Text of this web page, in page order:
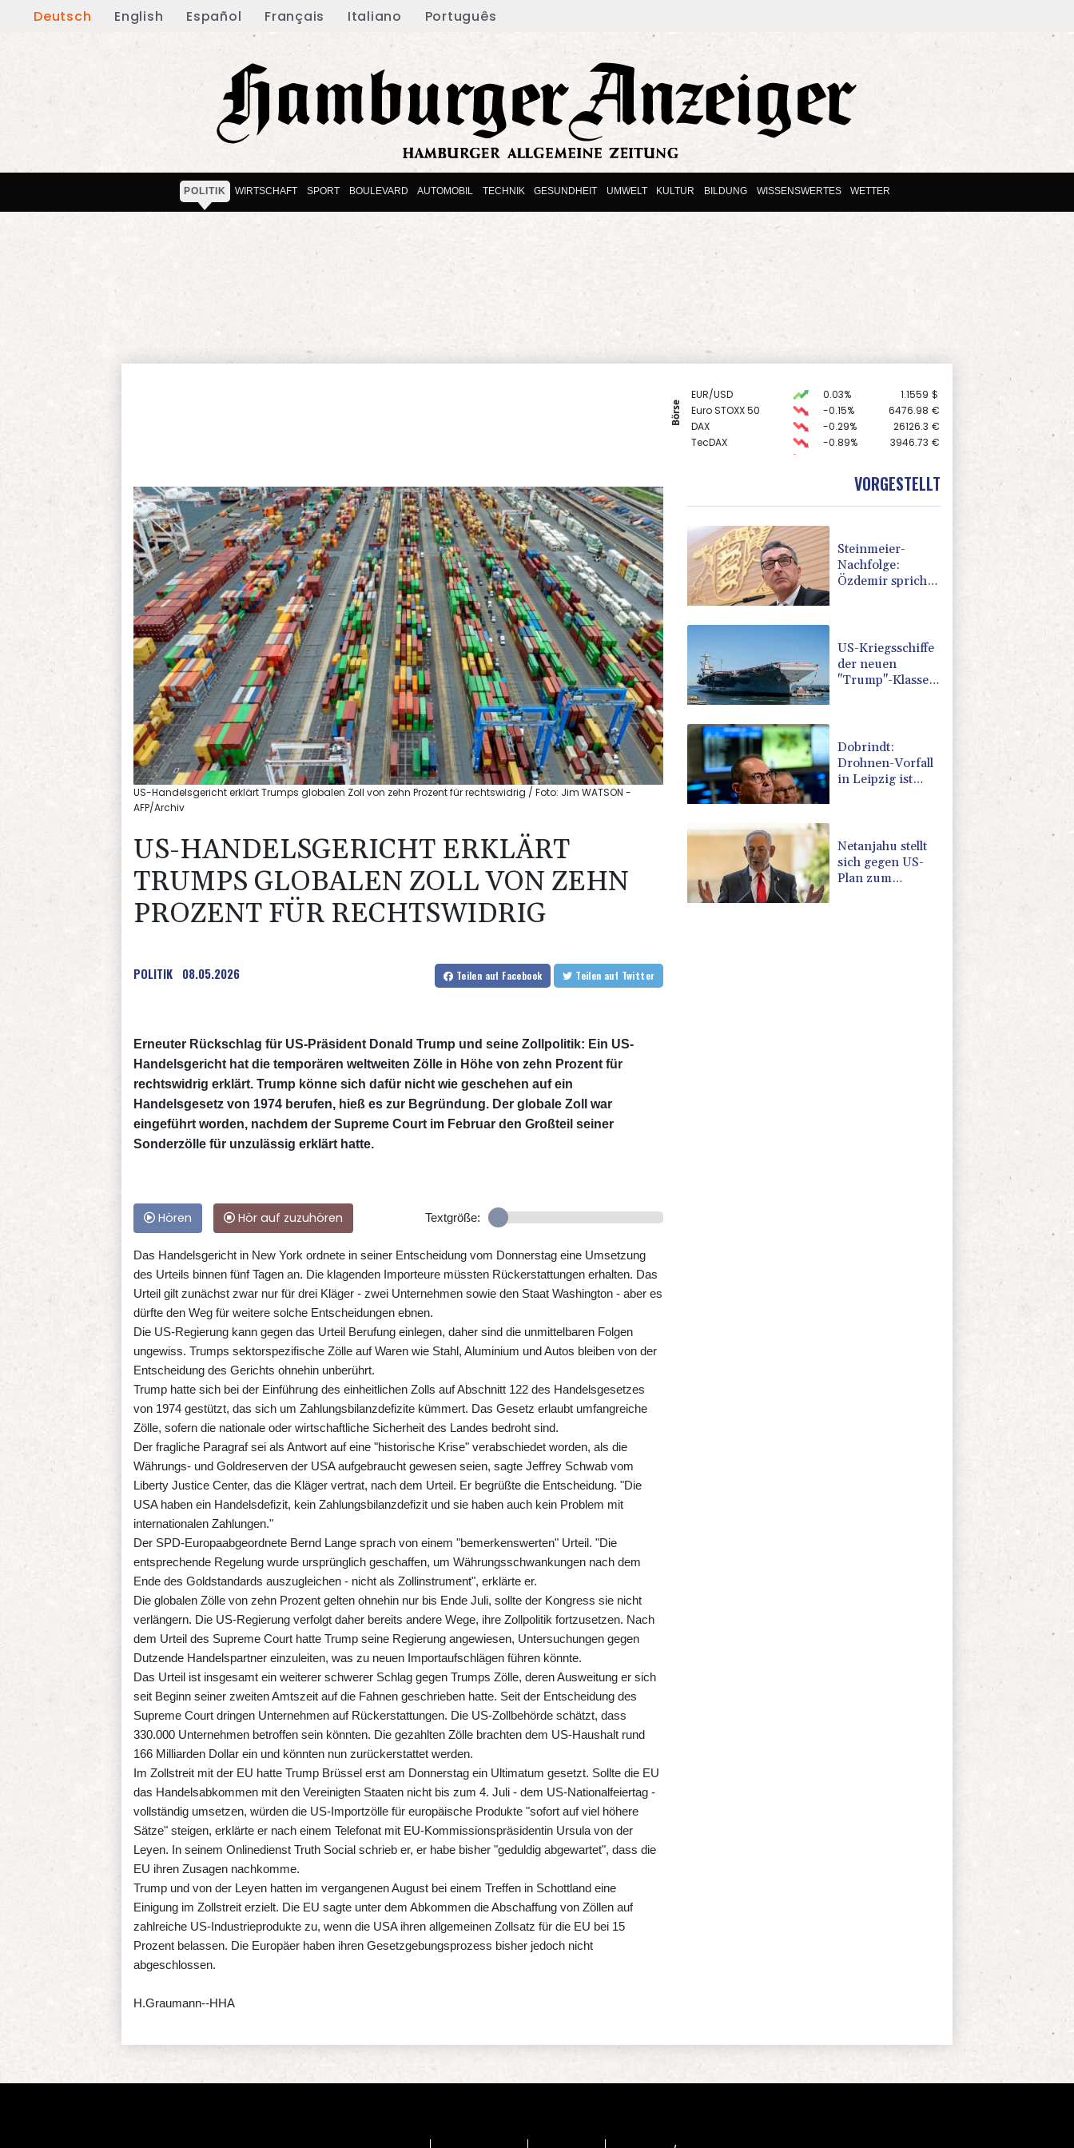
Deutsch English Español Français Italiano Português
POLITIK WIRTSCHAFT SPORT BOULEVARD AUTOMOBIL TECHNIK GESUNDHEIT UMWELT KULTUR BILDUNG WISSENSWERTES WETTER
Börse
EUR/USD 0.03% 1.1559 $
Euro STOXX 50
-0.15% 6476.98 €
DAX
-0.29% 26126.3 €
TecDAX
-0.89% 3946.73 €
32426.33 €
4343.4 $
US-Handelsgericht erklärt Trumps globalen Zoll von zehn Prozent für rechtswidrig / Foto: Jim WATSON -
AFP/Archiv
US-HANDELSGERICHT ERKLÄRT
TRUMPS GLOBALEN ZOLL VON ZEHN
PROZENT FÜR RECHTSWIDRIG
POLITIK 08.05.2026 Teilen auf Facebook Teilen auf Twitter
Erneuter Rückschlag für US-Präsident Donald Trump und seine Zollpolitik: Ein US-
Handelsgericht hat die temporären weltweiten Zölle in Höhe von zehn Prozent für
rechtswidrig erklärt. Trump könne sich dafür nicht wie geschehen auf ein
Handelsgesetz von 1974 berufen, hieß es zur Begründung. Der globale Zoll war
eingeführt worden, nachdem der Supreme Court im Februar den Großteil seiner
Sonderzölle für unzulässig erklärt hatte.
Hören Hör auf zuzuhören Textgröße:
Das Handelsgericht in New York ordnete in seiner Entscheidung vom Donnerstag eine Umsetzung
des Urteils binnen fünf Tagen an. Die klagenden Importeure müssten Rückerstattungen erhalten. Das
Urteil gilt zunächst zwar nur für drei Kläger - zwei Unternehmen sowie den Staat Washington - aber es
dürfte den Weg für weitere solche Entscheidungen ebnen.
Die US-Regierung kann gegen das Urteil Berufung einlegen, daher sind die unmittelbaren Folgen
ungewiss. Trumps sektorspezifische Zölle auf Waren wie Stahl, Aluminium und Autos bleiben von der
Entscheidung des Gerichts ohnehin unberührt.
Trump hatte sich bei der Einführung des einheitlichen Zolls auf Abschnitt 122 des Handelsgesetzes
von 1974 gestützt, das sich um Zahlungsbilanzdefizite kümmert. Das Gesetz erlaubt umfangreiche
Zölle, sofern die nationale oder wirtschaftliche Sicherheit des Landes bedroht sind.
Der fragliche Paragraf sei als Antwort auf eine "historische Krise" verabschiedet worden, als die
Währungs- und Goldreserven der USA aufgebraucht gewesen seien, sagte Jeffrey Schwab vom
Liberty Justice Center, das die Kläger vertrat, nach dem Urteil. Er begrüßte die Entscheidung. "Die
USA haben ein Handelsdefizit, kein Zahlungsbilanzdefizit und sie haben auch kein Problem mit
internationalen Zahlungen."
Der SPD-Europaabgeordnete Bernd Lange sprach von einem "bemerkenswerten" Urteil. "Die
entsprechende Regelung wurde ursprünglich geschaffen, um Währungsschwankungen nach dem
Ende des Goldstandards auszugleichen - nicht als Zollinstrument", erklärte er.
Die globalen Zölle von zehn Prozent gelten ohnehin nur bis Ende Juli, sollte der Kongress sie nicht
verlängern. Die US-Regierung verfolgt daher bereits andere Wege, ihre Zollpolitik fortzusetzen. Nach
dem Urteil des Supreme Court hatte Trump seine Regierung angewiesen, Untersuchungen gegen
Dutzende Handelspartner einzuleiten, was zu neuen Importaufschlägen führen könnte.
Das Urteil ist insgesamt ein weiterer schwerer Schlag gegen Trumps Zölle, deren Ausweitung er sich
seit Beginn seiner zweiten Amtszeit auf die Fahnen geschrieben hatte. Seit der Entscheidung des
Supreme Court dringen Unternehmen auf Rückerstattungen. Die US-Zollbehörde schätzt, dass
330.000 Unternehmen betroffen sein könnten. Die gezahlten Zölle brachten dem US-Haushalt rund
166 Milliarden Dollar ein und könnten nun zurückerstattet werden.
Im Zollstreit mit der EU hatte Trump Brüssel erst am Donnerstag ein Ultimatum gesetzt. Sollte die EU
das Handelsabkommen mit den Vereinigten Staaten nicht bis zum 4. Juli - dem US-Nationalfeiertag -
vollständig umsetzen, würden die US-Importzölle für europäische Produkte "sofort auf viel höhere
Sätze" steigen, erklärte er nach einem Telefonat mit EU-Kommissionspräsidentin Ursula von der
Leyen. In seinem Onlinedienst Truth Social schrieb er, er habe bisher "geduldig abgewartet", dass die
EU ihren Zusagen nachkomme.
Trump und von der Leyen hatten im vergangenen August bei einem Treffen in Schottland eine
Einigung im Zollstreit erzielt. Die EU sagte unter dem Abkommen die Abschaffung von Zöllen auf
zahlreiche US-Industrieprodukte zu, wenn die USA ihren allgemeinen Zollsatz für die EU bei 15
Prozent belassen. Die Europäer haben ihren Gesetzgebungsprozess bisher jedoch nicht
abgeschlossen.
H.Graumann--HHA
VORGESTELLT
Steinmeier-
Nachfolge:
Özdemir spricht
US-Kriegsschiffe
der neuen
"Trump"-Klasse
Dobrindt:
Drohnen-Vorfall
in Leipzig ist
Netanjahu stellt
sich gegen US-
Plan zum